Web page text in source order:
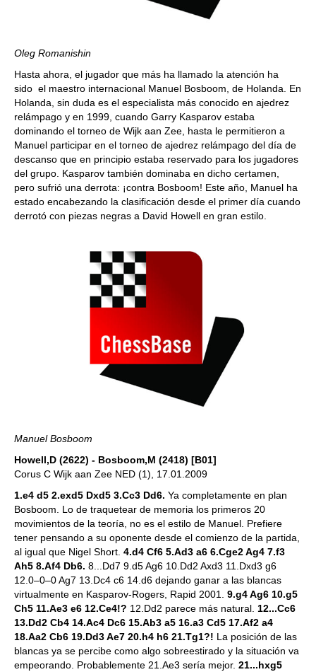
Oleg Romanishin
Hasta ahora, el jugador que más ha llamado la atención ha
sido el maestro internacional Manuel Bosboom, de Holanda. En
Holanda, sin duda es el especialista más conocido en ajedrez
relámpago y en 1999, cuando Garry Kasparov estaba
dominando el torneo de Wijk aan Zee, hasta le permitieron a
Manuel participar en el torneo de ajedrez relámpago del día de
descanso que en principio estaba reservado para los jugadores
del grupo. Kasparov también dominaba en dicho certamen,
pero sufrió una derrota: ¡contra Bosboom! Este año, Manuel ha
estado encabezando la clasificación desde el primer día cuando
derrotó con piezas negras a David Howell en gran estilo.
Manuel Bosboom
Howell,D (2622) - Bosboom,M (2418) [B01]
Corus C Wijk aan Zee NED (1), 17.01.2009
1.e4 d5 2.exd5 Dxd5 3.Cc3 Dd6. Ya completamente en plan
Bosboom. Lo de traquetear de memoria los primeros 20
movimientos de la teoría, no es el estilo de Manuel. Prefiere
tener pensando a su oponente desde el comienzo de la partida,
al igual que Nigel Short. 4.d4 Cf6 5.Ad3 a6 6.Cge2 Ag4 7.f3
Ah5 8.Af4 Db6. 8...Dd7 9.d5 Ag6 10.Dd2 Axd3 11.Dxd3 g6
12.0–0–0 Ag7 13.Dc4 c6 14.d6 dejando ganar a las blancas
virtualmente en Kasparov-Rogers, Rapid 2001. 9.g4 Ag6 10.g5
Ch5 11.Ae3 e6 12.Ce4!? 12.Dd2 parece más natural. 12...Cc6
13.Dd2 Cb4 14.Ac4 Dc6 15.Ab3 a5 16.a3 Cd5 17.Af2 a4
18.Aa2 Cb6 19.Dd3 Ae7 20.h4 h6 21.Tg1?! La posición de las
blancas ya se percibe como algo sobreestirado y la situación va
empeorando. Probablemente 21.Ae3 sería mejor. 21...hxg5